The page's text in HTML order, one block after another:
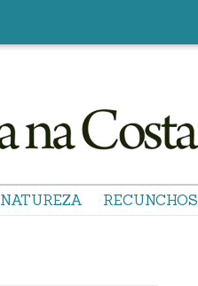
NATUREZA RECUNCHOS